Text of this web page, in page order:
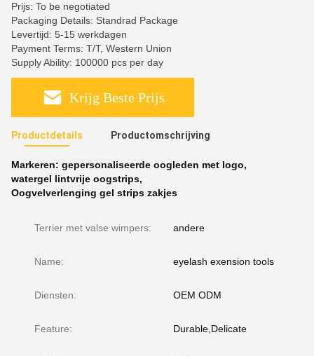
Prijs: To be negotiated
Packaging Details: Standrad Package
Levertijd: 5-15 werkdagen
Payment Terms: T/T, Western Union
Supply Ability: 100000 pcs per day
Krijg Beste Prijs
Productdetails Productomschrijving
Markeren: gepersonaliseerde oogleden met logo,
watergel lintvrije oogstrips,
Oogvelverlenging gel strips zakjes
Terrier met valse wimpers: andere
Name: eyelash exension tools
Diensten: OEM ODM
Feature: Durable,Delicate